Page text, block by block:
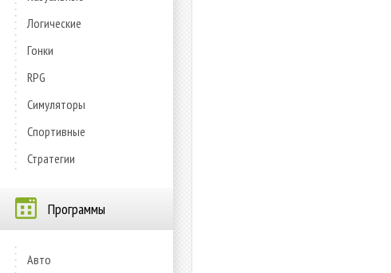
Логические
Гонки
RPG
Симуляторы
Спортивные
Стратегии
Программы
Авто